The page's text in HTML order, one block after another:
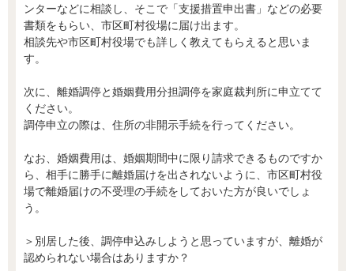
ンターなどに相談し、そこで「支援措置申出書」などの必要
書類をもらい、市区町村役場に届け出ます。
相談先や市区町村役場でも詳しく教えてもらえると思いま
す。
次に、離婚調停と婚姻費用分担調停を家庭裁判所に申立てて
ください。
調停申立の際は、住所の非開示手続を行ってください。
なお、婚姻費用は、婚姻期間中に限り請求できるものですか
ら、相手に勝手に離婚届けを出されないように、市区町村役
場で離婚届けの不受理の手続をしておいた方が良いでしょ
う。
＞別居した後、調停申込みしようと思っていますが、離婚が
認められない場合はありますか？